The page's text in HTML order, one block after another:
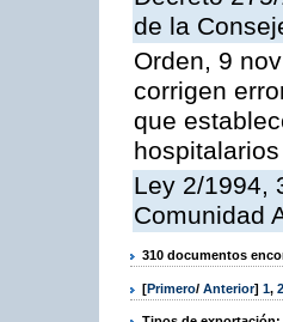
de la
Orden, 9
corrigen
que
Ley 2/1994,
Comunidad
310 documentos
[Primero/ Anterior] 1, 2